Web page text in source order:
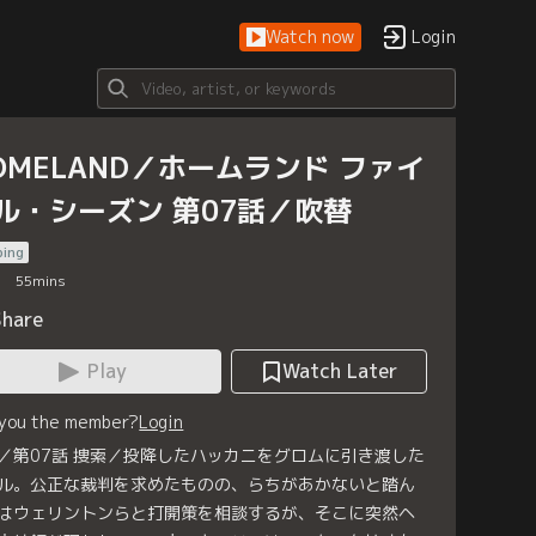
Watch now Login
／ホームランド ファイ
・シーズン 第07話／吹替
55mins
Play
Watch Later
the member?Login
第07話 捜索／投降したハッカニをグロムに引き渡した
。公正な裁判を求めたものの、らちがあかないと踏ん
ウェリントンらと打開策を相談するが、そこに突然ヘ